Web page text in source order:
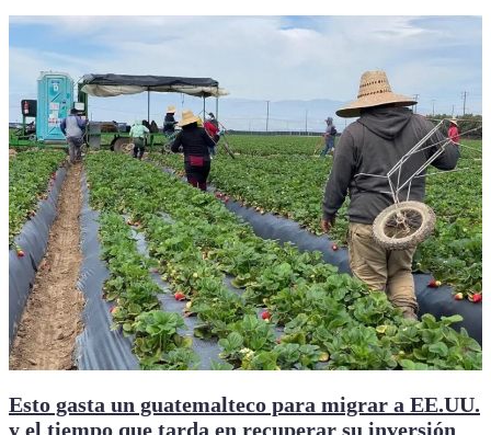
Esto gasta un guatemalteco para migrar a EE.UU.
y el tiempo que tarda en recuperar su inversión